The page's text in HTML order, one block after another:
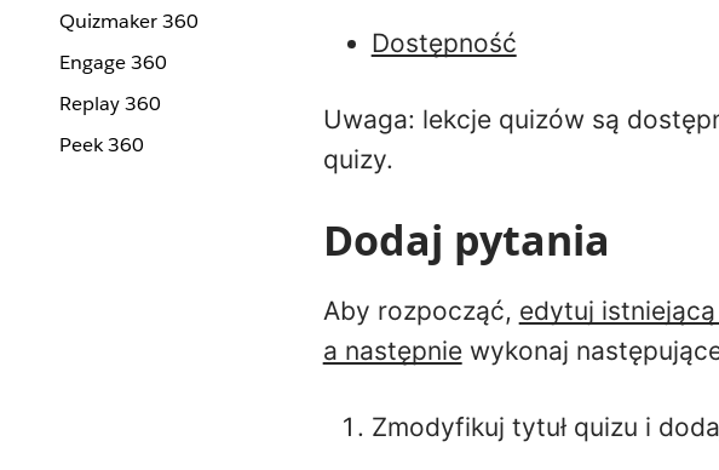
Quizmaker 360
Engage 360
Replay 360
Peek 360
Dostępność
Uwaga: lekcje quizów są
quizy.
Dodaj pytania
Aby rozpocząć, edytuj
a następniewykonaj
Zmodyfikuj tytuł quizu i